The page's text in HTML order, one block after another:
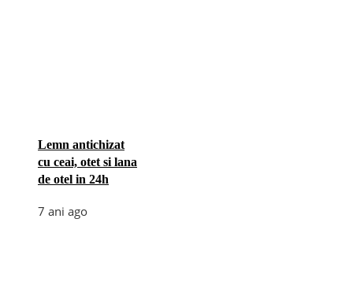
Lemn antichizat
cu ceai, otet si lana
de otel in 24h
7 ani ago